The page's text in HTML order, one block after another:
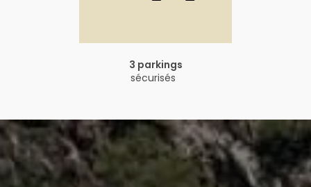
3 parkings
sécurisés